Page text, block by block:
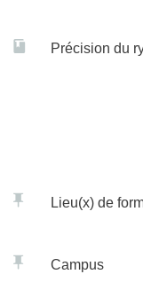
Précision du
Lieu(x) de
Campus